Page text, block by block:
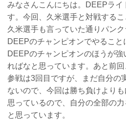
みなさんこんにちは。DEEPライ
す。今回、久米選手と対戦するこ
久米選手も言っていた通りパン
DEEPのチャンピオンでやること
DEEPのチャンピオンのほうが強
ればなと思っています。あと前
参戦は3回目ですが、まだ自分の
ないので、今回は勝ち負けより
思っているので、自分の全部の
と思っています。